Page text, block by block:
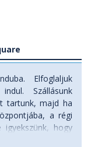
s irodánk a
Mera Peak
m - Peru),
Elfoglaljuk
Szállásunk
tartunk, majd ha
a régi
hogy
a történelmi és